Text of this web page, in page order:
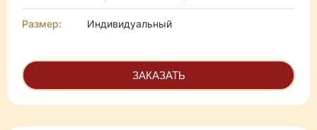
Размер: Индивидуальный
ЗАКАЗАТЬ